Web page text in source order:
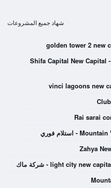
شهاد جميع المشروعات
شفا كابيتال العاصمة الإدارية الجديدة - Shifa Capital New Capital -